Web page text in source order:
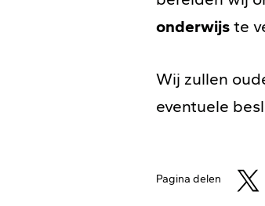
onderwijs te
Wij zullen
eventuele
Pagina delen